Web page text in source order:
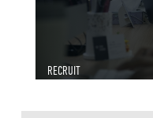
RECRUIT